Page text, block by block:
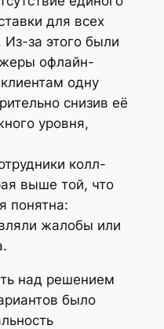
для всех
Из-за этого были
офлайн-
одну
снизив её
уровня,
колл-
выше той, что
понятна:
жалобы или
над решением
было